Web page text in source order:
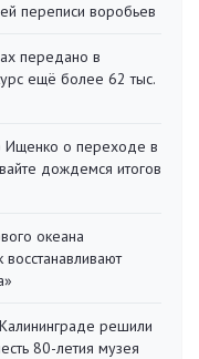
переписи воробьев
передано в
ещё более 62 тыс.
Ищенко о переходе в
дождемся итогов
океана
восстанавливают
решили
80-летия музея